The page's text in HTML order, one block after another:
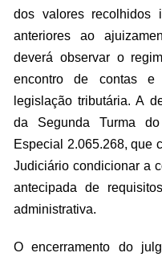
dos valores recolhidos
anteriores ao
deverá observar o
encontro de contas e
legislação tributária. A
da Segunda Turma
Especial 2.065.268, que
Judiciário condicionar a
antecipada de
administrativa.
O encerramento do